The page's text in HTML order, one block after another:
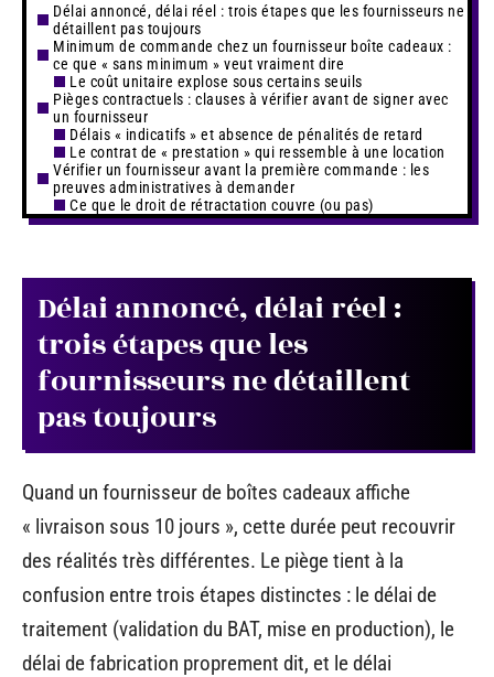
Délai annoncé, délai réel : trois étapes que les fournisseurs ne
détaillent pas toujours
Minimum de commande chez un fournisseur boîte cadeaux :
ce que « sans minimum » veut vraiment dire
Le coût unitaire explose sous certains seuils
Pièges contractuels : clauses à vérifier avant de signer avec
un fournisseur
Délais « indicatifs » et absence de pénalités de retard
Le contrat de « prestation » qui ressemble à une location
Vérifier un fournisseur avant la première commande : les
preuves administratives à demander
Ce que le droit de rétractation couvre (ou pas)
Délai annoncé, délai réel :
trois étapes que les
fournisseurs ne détaillent
pas toujours
Quand un fournisseur de boîtes cadeaux affiche
« livraison sous 10 jours », cette durée peut recouvrir
des réalités très différentes. Le piège tient à la
confusion entre trois étapes distinctes : le délai de
traitement (validation du BAT, mise en production), le
délai de fabrication proprement dit, et le délai